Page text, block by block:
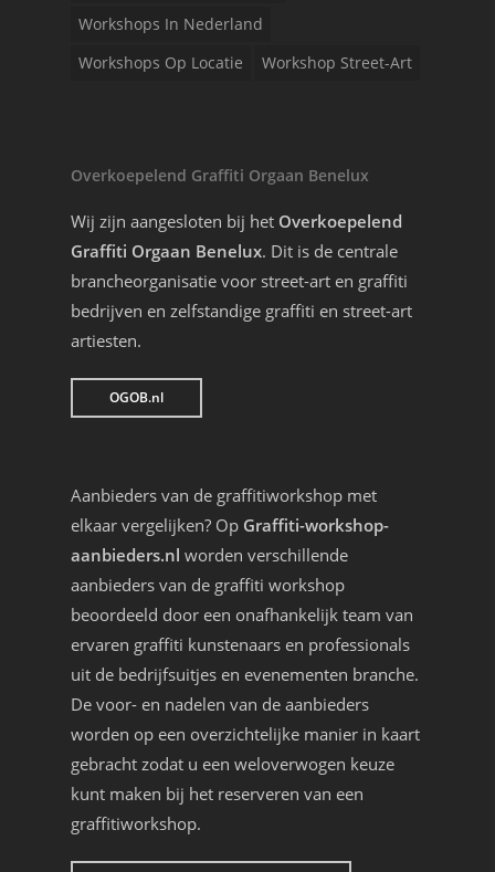
Workshops In Nederland
Workshops Op Locatie
Workshop Street-Art
Overkoepelend Graffiti Orgaan Benelux
Wij zijn aangesloten bij het Overkoepelend
Graffiti Orgaan Benelux. Dit is de centrale
brancheorganisatie voor street-art en graffiti
bedrijven en zelfstandige graffiti en street-art
artiesten.
OGOB.nl
Aanbieders van de graffitiworkshop met
elkaar vergelijken? Op Graffiti-workshop-
aanbieders.nl worden verschillende
aanbieders van de graffiti workshop
beoordeeld door een onafhankelijk team van
ervaren graffiti kunstenaars en professionals
uit de bedrijfsuitjes en evenementen branche.
De voor- en nadelen van de aanbieders
worden op een overzichtelijke manier in kaart
gebracht zodat u een weloverwogen keuze
kunt maken bij het reserveren van een
graffitiworkshop.